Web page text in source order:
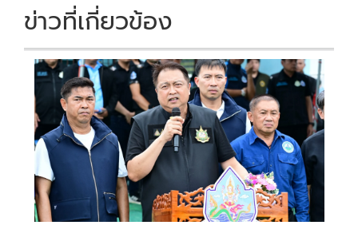
ข่าวที่เกี่ยวข้อง